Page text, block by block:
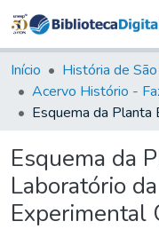
Início
História de
Esquema da
Laboratório
Experimental